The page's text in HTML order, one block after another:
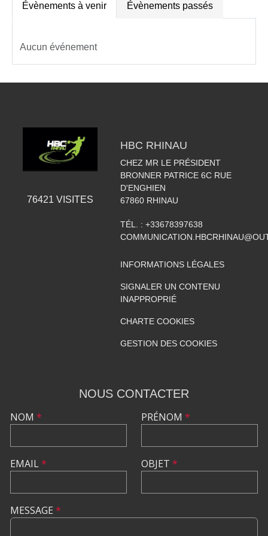
Évènements à venir Évènements passés
Aucun événement
76421 VISITES
HBC RHINAU
CHEZ MR LE PRÉSIDENT
BRONNER PATRICE 6C RUE
D'ENGHIEN
67860 RHINAU
TÉL. : +33678397638
INFORMATIONS LÉGALES
SIGNALER UN CONTENU
INAPPROPRIÉ
CHARTE COOKIES
GESTION DES COOKIES
NOUS CONTACTER
NOM *
EMAIL*
PRÉNOM *
OBJET *
MESSAGE *